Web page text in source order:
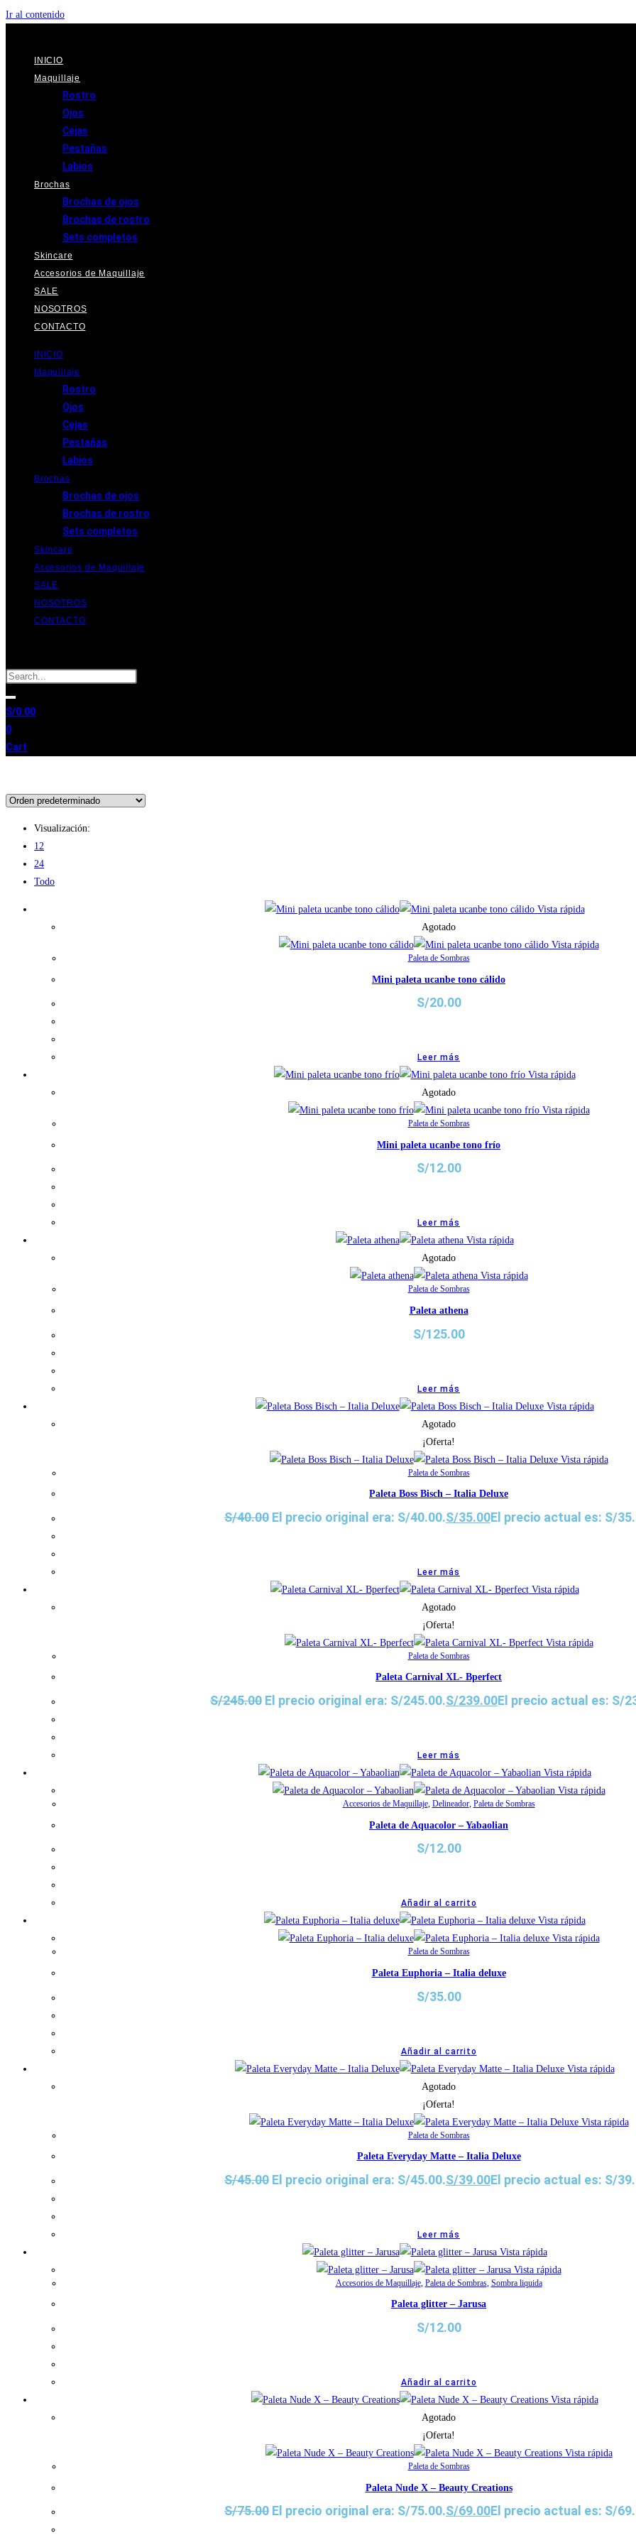
Ir al contenido
INICIO
Maquillaje
Rostro
Ojos
Cejas
Pestañas
Labios
Brochas
Brochas de ojos
Brochas de rostro
Sets completos
Skincare
Accesorios de Maquillaje
SALE
NOSOTROS
CONTACTO
INICIO
Maquillaje
Rostro
Ojos
Cejas
Pestañas
Labios
Brochas
Brochas de ojos
Brochas de rostro
Sets completos
Skincare
Accesorios de Maquillaje
SALE
NOSOTROS
CONTACTO
S/0.00
0
Cart
Visualización:
12
24
Todo
Vista rápida
Agotado
Vista rápida
Paleta de Sombras
Mini paleta ucanbe tono cálido
S/20.00
Leer más
Vista rápida
Agotado
Vista rápida
Paleta de Sombras
Mini paleta ucanbe tono frío
S/12.00
Leer más
Vista rápida
Agotado
Vista rápida
Paleta de Sombras
Paleta athena
S/125.00
Leer más
Vista rápida
Agotado
¡Oferta!
Vista rápida
Paleta de Sombras
Paleta Boss Bisch – Italia Deluxe
S/40.00 El precio original era: S/40.00.S/35.00El precio actual es: S/
Leer más
Vista rápida
Agotado
¡Oferta!
Vista rápida
Paleta de Sombras
Paleta Carnival XL- Bperfect
S/245.00 El precio original era: S/245.00.S/239.00El precio actual es: S/
Leer más
Vista rápida
Vista rápida
Accesorios de Maquillaje, Delineador, Paleta de Sombras
Paleta de Aquacolor – Yabaolian
S/12.00
Añadir al carrito
Vista rápida
Vista rápida
Paleta de Sombras
Paleta Euphoria – Italia deluxe
S/35.00
Añadir al carrito
Vista rápida
Agotado
¡Oferta!
Vista rápida
Paleta de Sombras
Paleta Everyday Matte – Italia Deluxe
S/45.00 El precio original era: S/45.00.S/39.00El precio actual es: S/
Leer más
Vista rápida
Vista rápida
Accesorios de Maquillaje, Paleta de Sombras, Sombra liquida
Paleta glitter – Jarusa
S/12.00
Añadir al carrito
Vista rápida
Agotado
¡Oferta!
Vista rápida
Paleta de Sombras
Paleta Nude X – Beauty Creations
S/75.00 El precio original era: S/75.00.S/69.00El precio actual es: S/